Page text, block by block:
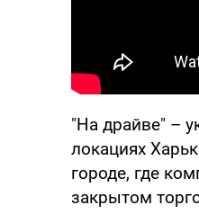
"На драйве" –
локациях
городе, где
закрытом